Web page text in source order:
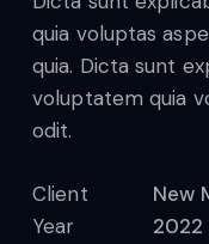
quia voluptas
quia. Dicta sunt
voluptatem quia
odit.
Client
New
Year
2022